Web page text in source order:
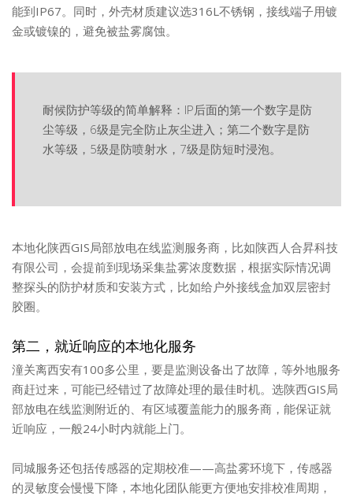
能到IP67。同时，外壳材质建议选316L不锈钢，接线端子用镀
金或镀镍的，避免被盐雾腐蚀。
耐候防护等级的简单解释：IP后面的第一个数字是防
尘等级，6级是完全防止灰尘进入；第二个数字是防
水等级，5级是防喷射水，7级是防短时浸泡。
本地化陕西GIS局部放电在线监测服务商，比如陕西人合昇科技
有限公司，会提前到现场采集盐雾浓度数据，根据实际情况调
整探头的防护材质和安装方式，比如给户外接线盒加双层密封
胶圈。
第二，就近响应的本地化服务
潼关离西安有100多公里，要是监测设备出了故障，等外地服务
商赶过来，可能已经错过了故障处理的最佳时机。选陕西GIS局
部放电在线监测附近的、有区域覆盖能力的服务商，能保证就
近响应，一般24小时内就能上门。
同城服务还包括传感器的定期校准——高盐雾环境下，传感器
的灵敏度会慢慢下降，本地化团队能更方便地安排校准周期，